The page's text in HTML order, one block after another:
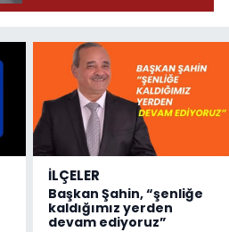
İLÇELER
Başkan Şahin, “şenliğe
kaldığımız yerden
devam ediyoruz”